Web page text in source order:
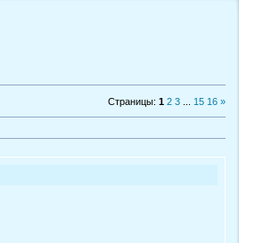
Страницы: 1 2 3 15 16 »